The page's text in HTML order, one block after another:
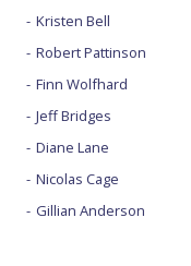
Kristen Bell
Robert Pattinson
Finn Wolfhard
Jeff Bridges
Diane Lane
Nicolas Cage
Gillian Anderson